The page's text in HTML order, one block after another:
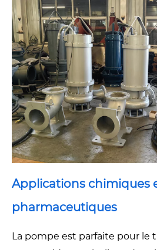
Applications chimiques
pharmaceutiques
La pompe est parfaite pour le